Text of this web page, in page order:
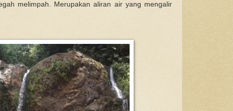
melimpah. Merupakan aliran air yang mengalir